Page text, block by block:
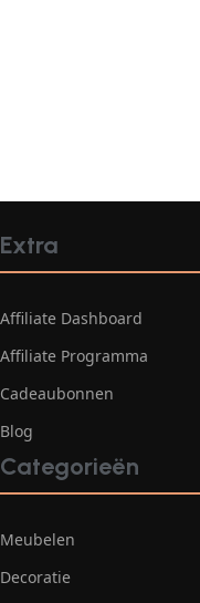
Extra
Affiliate Dashboard
Affiliate Programma
Cadeaubonnen
Blog
Categorieën
Meubelen
Decoratie